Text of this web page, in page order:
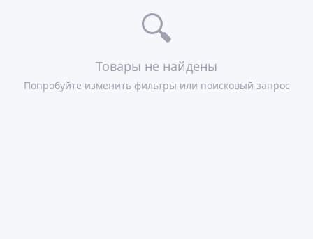
🔍
Товары не найдены
Попробуйте изменить фильтры или поисковый запрос